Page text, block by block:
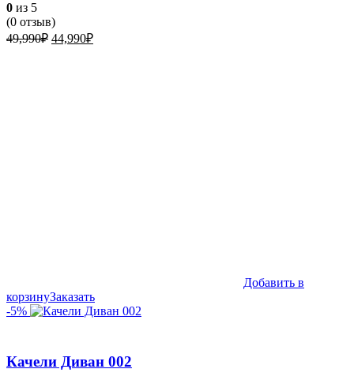
0 из 5
(0 отзыв)
49,990₽ Первоначальная
44,990₽Текущая
Добавить в
корзинуЗаказать
-5%
Качели Диван 002